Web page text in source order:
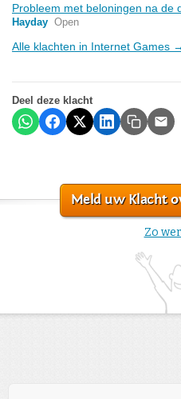
Probleem met beloningen na de
Hayday Open
Alle klachten in Internet Games →
Deel deze klacht
Meld uw Klacht
Zo